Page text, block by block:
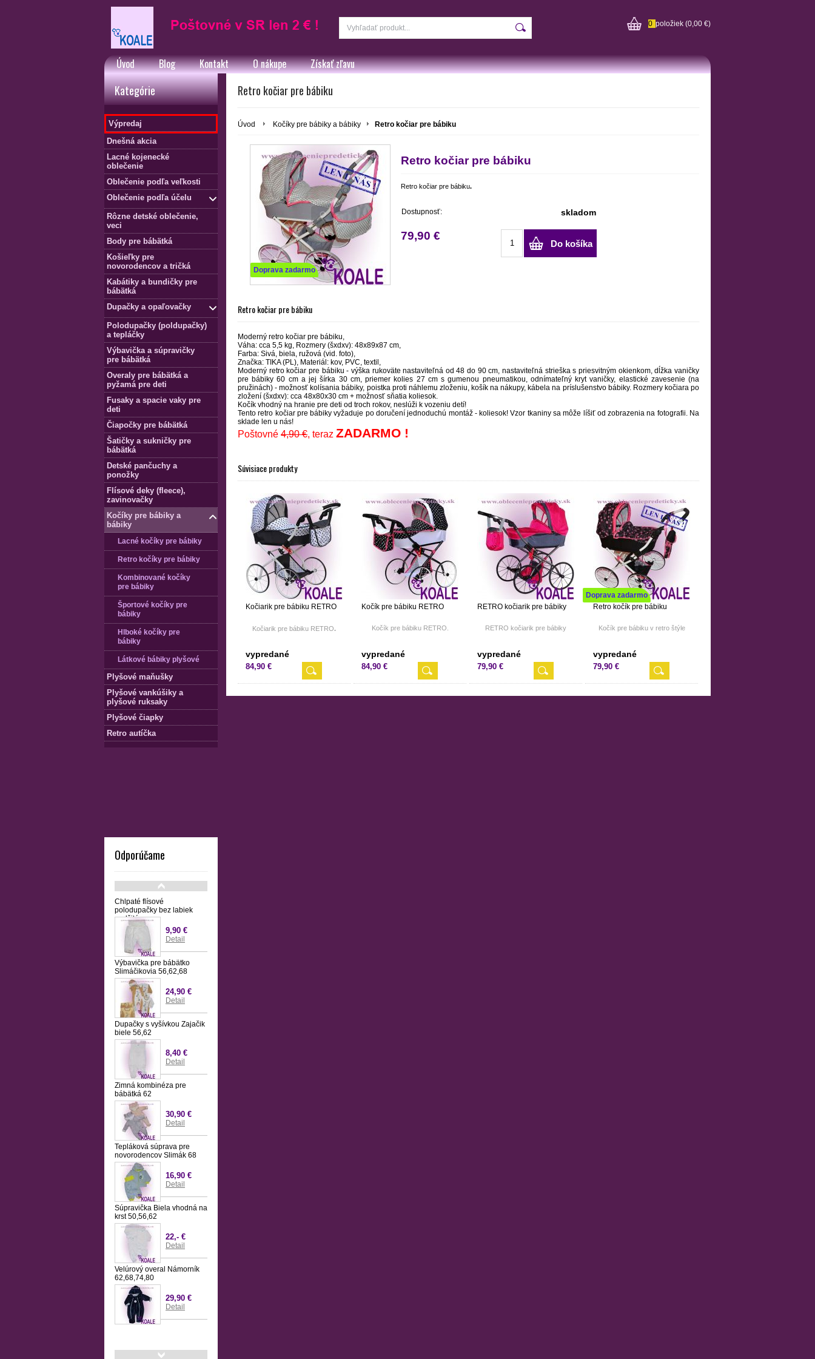
0 položiek (0,00 €)
Úvod Blog Kontakt O nákupe Získať zľavu
Kategórie
Výpredaj
Dnešná akcia
Lacné kojenecké
oblečenie
Oblečenie podľa veľkosti
Oblečenie podľa účelu
Rôzne detské oblečenie,
veci
Body pre bábätká
Košieľky pre
novorodencov a tričká
Kabátiky a bundičky pre
bábätká
Dupačky a opaľovačky
Polodupačky (poldupačky)
a tepláčky
Výbavička a súpravičky
pre bábätká
Overaly pre bábätká a
pyžamá pre deti
Fusaky a spacie vaky pre
deti
Čiapočky pre bábätká
Šatičky a sukničky pre
bábätká
Detské pančuchy a
ponožky
Flísové deky (fleece),
zavinovačky
Kočíky pre bábiky a
bábiky
Lacné kočíky pre bábiky
Retro kočíky pre bábiky
Kombinované kočíky
pre bábiky
Športové kočíky pre
bábiky
Hlboké kočíky pre
bábiky
Látkové bábiky plyšové
Plyšové maňušky
Plyšové vankúšiky a
plyšové ruksaky
Plyšové čiapky
Retro autíčka
Odporúčame
Chlpaté flísové
polodupačky bez labiek
podšité
9,90 €
Detail
Výbavička pre bábätko
Slimáčikovia 56,62,68
24,90 €
Detail
Dupačky s vyšívkou Zajačik
biele 56,62
8,40 €
Detail
Zimná kombinéza pre
bábätká 62
30,90 €
Detail
Tepláková súprava pre
novorodencov Slimák 68
16,90 €
Detail
Súpravička Biela vhodná na
krst 50,56,62
22,- €
Detail
Velúrový overal Námorník
62,68,74,80
29,90 €
Detail
Retro kočiar pre bábiku
Úvod Kočíky pre bábiky a bábiky Retro kočiar pre bábiku
Doprava zadarmo
Retro kočiar pre bábiku
Retro kočiar pre bábiku.
Dostupnosť: skladom
79,90 €
Do košíka
Retro kočiar pre bábiku
Moderný retro kočiar pre bábiku,
Váha: cca 5,5 kg, Rozmery (šxdxv): 48x89x87 cm,
Farba: Sivá, biela, ružová (vid. foto),
Značka: TIKA (PL), Materiál: kov, PVC, textil,
Moderný retro kočiar pre bábiku - výška rukoväte nastaviteľná od 48 do 90 cm, nastaviteľná strieška s priesvitným okienkom, dĺžka vaničky
pre bábiky 60 cm a jej šírka 30 cm, priemer kolies 27 cm s gumenou pneumatikou, odnímateľný kryt vaničky, elastické zavesenie (na
pružinách) - možnosť kolísania bábiky, poistka proti náhlemu zloženiu, košík na nákupy, kábela na príslušenstvo bábiky. Rozmery kočiara po
zložení (šxdxv): cca 48x80x30 cm + možnosť sňatia koliesok.
Kočík vhodný na hranie pre deti od troch rokov, neslúži k vozeniu detí!
Tento retro kočiar pre bábiky vyžaduje po doručení jednoduchú montáž - koliesok! Vzor tkaniny sa môže líšiť od zobrazenia na fotografii. Na
sklade len u nás!
Poštovné 4,90 €, teraz ZADARMO !
Súvisiace produkty
Kočiarik pre bábiku RETRO
Kočiarik pre bábiku RETRO.
vypredané
84,90 €
Kočík pre bábiku RETRO
Kočík pre bábiku RETRO.
vypredané
84,90 €
RETRO kočiarik pre bábiky
RETRO kočiarik pre bábiky
vypredané
79,90 €
Doprava zadarmo
Retro kočík pre bábiku
Kočík pre bábiku v retro štýle
vypredané
79,90 €